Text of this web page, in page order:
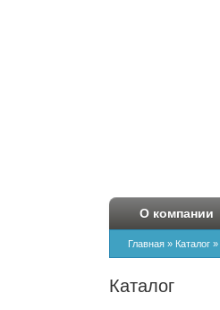
О компании
Главная » Каталог »
Каталог